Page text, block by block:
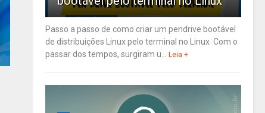
Passo a passo de como criar um pendrive bootável
de distribuições Linux pelo terminal no Linux Com o
passar dos tempos, surgiram u... Leia +